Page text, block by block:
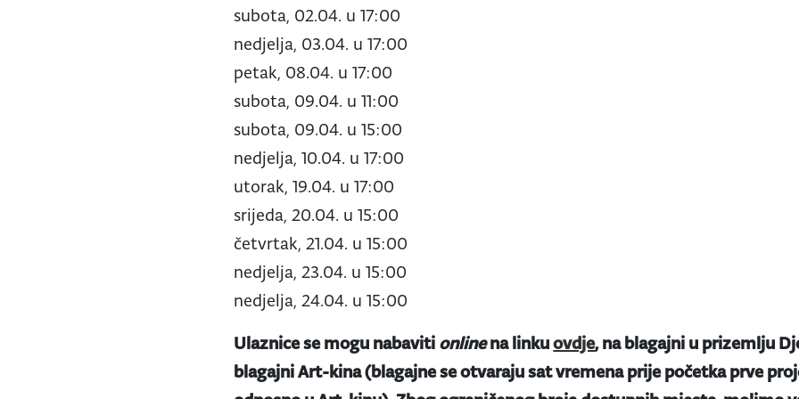
subota, 02.04. u 17:00
nedjelja, 03.04. u 17:00
petak, 08.04. u 17:00
subota, 09.04. u 11:00
subota, 09.04. u 15:00
nedjelja, 10.04. u 17:00
utorak, 19.04. u 17:00
srijeda, 20.04. u 15:00
četvrtak, 21.04. u 15:00
nedjelja, 23.04. u 15:00
nedjelja, 24.04. u 15:00
Ulaznice se mogu nabaviti onlinena linkuovdje, na blagajni u prizemlju
blagajni Art-kina (blagajne se otvaraju sat vremena prije početka prve